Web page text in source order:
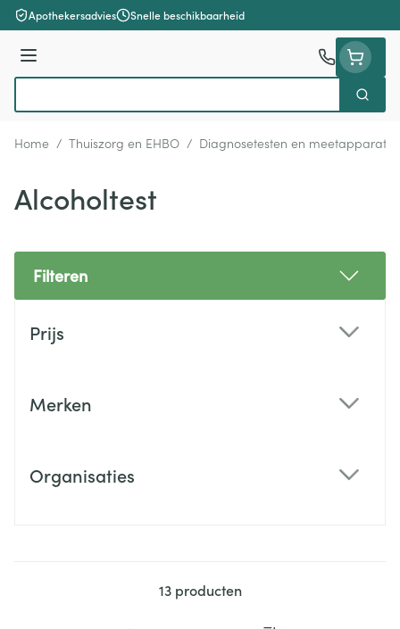
Ga naar de inhoud
Apothekersadvies Snelle beschikbaarheid
Menu
Zoek
Home / Thuiszorg en EHBO / Diagnosetesten en
Alcoholtest
Filteren
Prijs
Merken
Organisaties
13producten